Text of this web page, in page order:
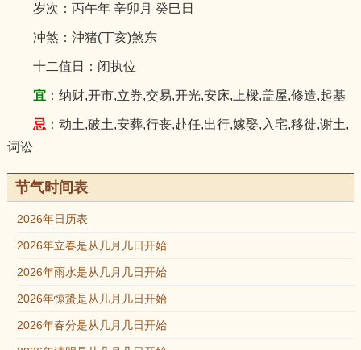
岁次：丙午年 辛卯月 癸巳日
冲煞：沖猪(丁亥)煞东
十二值日：闭执位
宜：纳财,开市,立券,交易,开光,安床,上樑,盖屋,修造,起基
忌 ：动土,破土,安葬,行丧,赴任,出行,嫁娶,入宅,移徙,谢土,
词讼
节气时间表
2026年日历表
2026年立春是从几月几日开始
2026年雨水是从几月几日开始
2026年惊蛰是从几月几日开始
2026年春分是从几月几日开始